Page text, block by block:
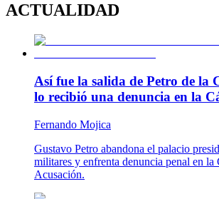
ACTUALIDAD
Así fue la salida de Petro de la
lo recibió una denuncia en la
Fernando Mojica
Gustavo Petro abandona el palacio
militares y enfrenta denuncia penal en la
Acusación.